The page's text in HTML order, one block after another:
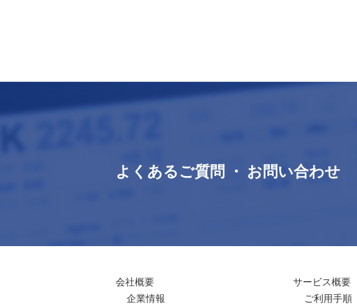
よくあるご質問 ・ お問い合わせ
会社概要
企業情報
サービス概要
ご利用手順